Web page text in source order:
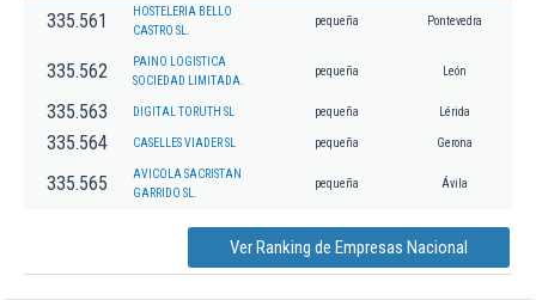
335.561
HOSTELERIA BELLO
CASTRO SL.
pequeña Pontevedra
335.562
PAINO LOGISTICA
SOCIEDAD LIMITADA.
pequeña León
335.563 DIGITAL TORUTH SL pequeña Lérida
335.564 CASELLES VIADER SL pequeña Gerona
335.565
AVICOLA SACRISTAN
GARRIDO SL.
pequeña Ávila
Ver Ranking de Empresas Nacional